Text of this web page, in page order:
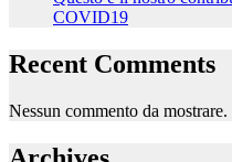
COVID19
Recent Comments
Nessun commento da mostrare.